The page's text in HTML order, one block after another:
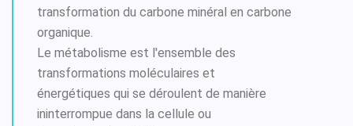
transformation du carbone minéral en carbone
organique.
Le métabolisme est l'ensemble des
transformations moléculaires et
énergétiques qui se déroulent de manière
ininterrompue dans la cellule ou